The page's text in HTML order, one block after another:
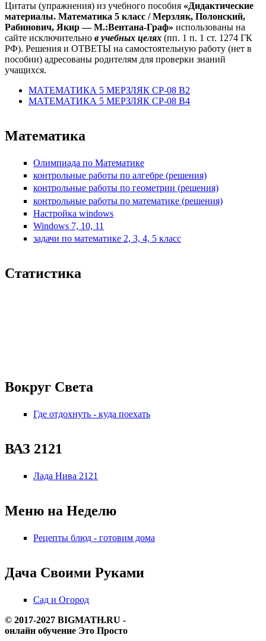
Цитаты (упражнения) из учебного пособия «Дидактические
материалы. Математика 5 класс / Мерзляк, Полонский,
Рабинович, Якир — М.:Вентана-Граф» использованы на
сайте исключительно в учебных целях (пп. 1 п. 1 ст. 1274 ГК
РФ). Решения и ОТВЕТЫ на самостоятельную работу (нет в
пособии) адресованы родителям для проверки знаний
учащихся.
МАТЕМАТИКА 5 МЕРЗЛЯК СР-08 В2
МАТЕМАТИКА 5 МЕРЗЛЯК СР-08 В4
Математика
Олимпиада по Математике
контрольные работы по алгебре (решения)
контрольные работы по геометрии (решения)
контрольные работы по математике (решения)
Настройка windows
Windows 7, 10, 11
задачи по математике 2, 3, 4, 5 класс
Статистика
Вокруг Света
Где отдохнуть - куда поехать
ВАЗ 2121
Лада Нива 2121
Меню на Неделю
Рецепты блюд - готовим дома
Дача Своими Руками
Сад и Огород
© 2017-2027 BIGMATH.RU -
онлайн обучение Это Просто